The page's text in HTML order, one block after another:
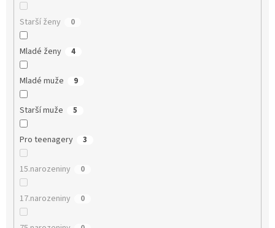
Starší ženy 0
Mladé ženy 4
Mladé muže 9
Starší muže 5
Pro teenagery 3
15.narozeniny 0
17.narozeniny 0